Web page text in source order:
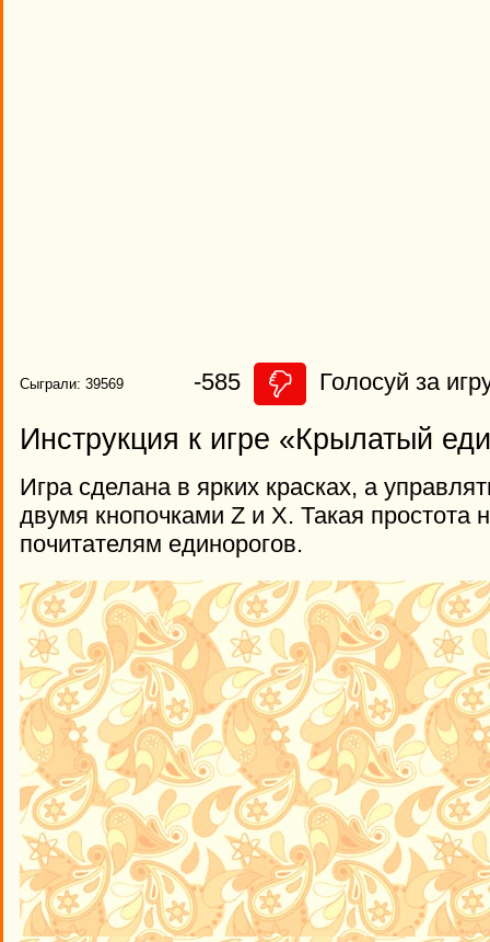
Сыграли: 39569 -585 Голосуй за
Инструкция к игре «Крылатый
Игра сделана в ярких красках, а
двумя кнопочками Z и X. Такая простота
почитателям единорогов.